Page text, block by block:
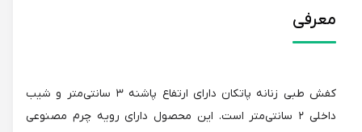
معرفی
کفش طبی زنانه پاتکان دارای ارتفاع پاشنه ۳ سانتی‌متر و شیب
داخلی ۲ سانتی‌متر است. این محصول دارای رویه چرم مصنوعی